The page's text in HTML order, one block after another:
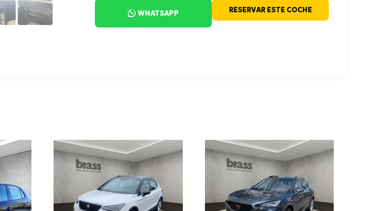
WHATSAPP RESERVAR ESTE COCHE